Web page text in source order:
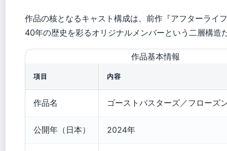
作品の核となるキャスト構成は、前作『アフターライ
40年の歴史を彩るオリジナルメンバーという二層構造
作品基本情報
項目 内容
作品名 ゴーストバスターズ／フローズ
公開年（日本） 2024年